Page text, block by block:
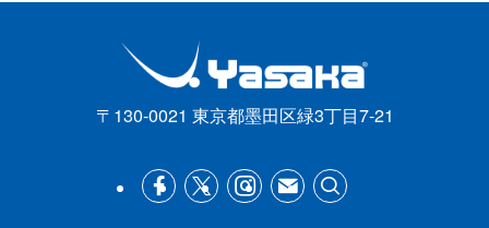
〒130-0021 東京都墨田区緑3丁目7-21